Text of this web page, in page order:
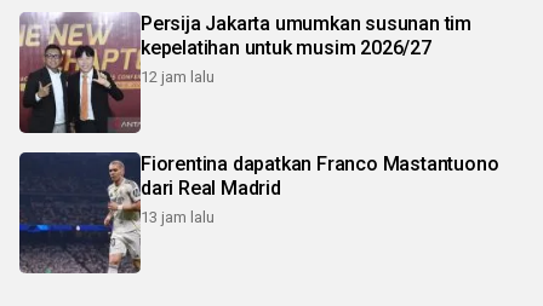
Persija Jakarta umumkan susunan tim
kepelatihan untuk musim 2026/27
12 jam lalu
Fiorentina dapatkan Franco Mastantuono
dari Real Madrid
13 jam lalu